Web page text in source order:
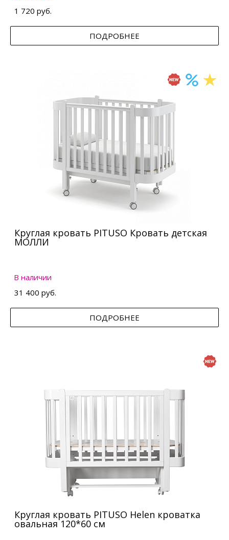
1 720 руб.
ПОДРОБНЕЕ
Круглая кровать PITUSO Кровать детская
МОЛЛИ
В наличии
31 400 руб.
ПОДРОБНЕЕ
Круглая кровать PITUSO Helen кроватка
овальная 120*60 см